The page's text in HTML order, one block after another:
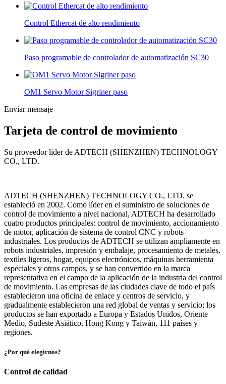
Control Ethercat de alto rendimiento
Paso programable de controlador de automatización SC30
OM1 Servo Motor Sigriner paso
Enviar mensaje
Tarjeta de control de movimiento
Su proveedor líder de ADTECH (SHENZHEN) TECHNOLOGY
CO., LTD.
ADTECH (SHENZHEN) TECHNOLOGY CO., LTD. se
estableció en 2002. Como líder en el suministro de soluciones de
control de movimiento a nivel nacional, ADTECH ha desarrollado
cuatro productos principales: control de movimiento, accionamiento
de motor, aplicación de sistema de control CNC y robots
industriales. Los productos de ADTECH se utilizan ampliamente en
robots industriales, impresión y embalaje, procesamiento de metales,
textiles ligeros, hogar, equipos electrónicos, máquinas herramienta
especiales y otros campos, y se han convertido en la marca
representativa en el campo de la aplicación de la industria del control
de movimiento. Las empresas de las ciudades clave de todo el país
establecieron una oficina de enlace y centros de servicio, y
gradualmente establecieron una red global de ventas y servicio; los
productos se han exportado a Europa y Estados Unidos, Oriente
Medio, Sudeste Asiático, Hong Kong y Taiwán, 111 países y
regiones.
¿Por qué elegirnos?
Control de calidad